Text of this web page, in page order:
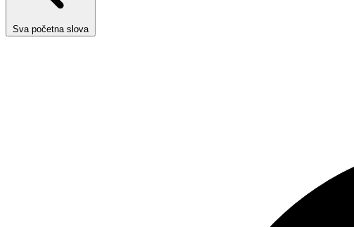
Sva početna slova